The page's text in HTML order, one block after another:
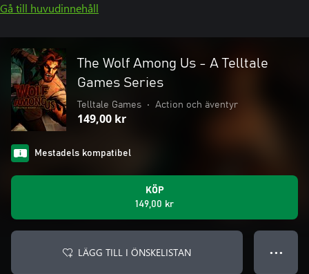
Gå till huvudinnehåll
The Wolf Among Us - A Telltale
Games Series
Telltale Games • Action och äventyr
149,00 kr
Mestadels kompatibel
KÖP
149,00 kr
LÄGG TILL I ÖNSKELISTAN ● ● ●